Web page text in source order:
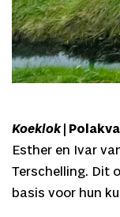
Koeklok|
Esther en Ivar
Terschelling. Dit
basis voor hun